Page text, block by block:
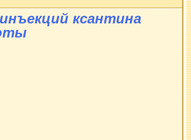
ксантина